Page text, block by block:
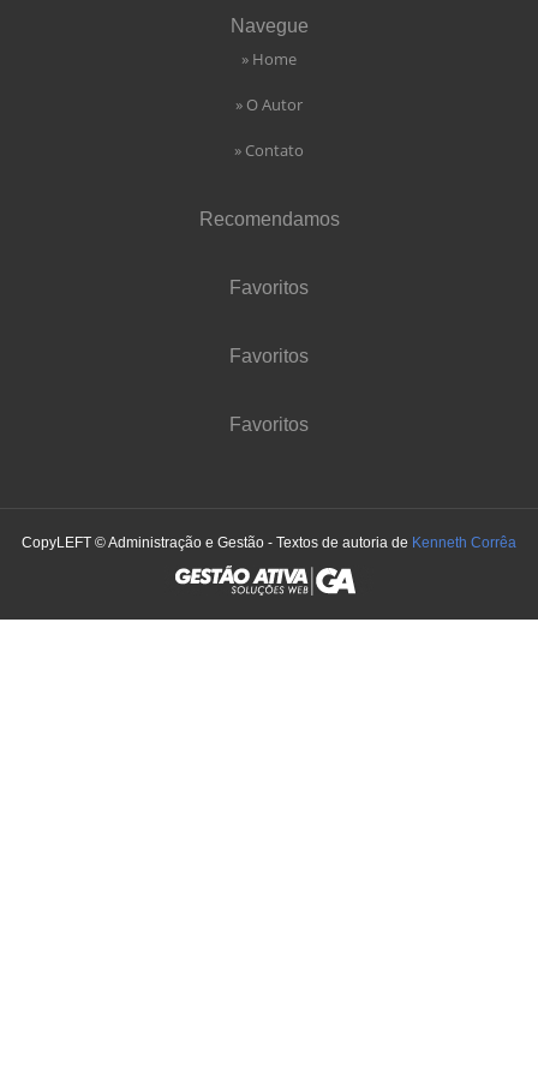
Navegue
» Home
» O Autor
» Contato
Recomendamos
Favoritos
Favoritos
Favoritos
CopyLEFT © Administração e Gestão - Textos de autoria de Kenneth Corrêa